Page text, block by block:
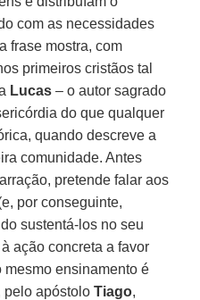
com as necessidades
frase mostra, com
primeiros cristãos tal
Lucas – o autor sagrado
do que qualquer
quando descreve a
comunidade. Antes
pretende falar aos
por conseguinte,
sustentá-los no seu
ação concreta a favor
ensinamento é
pelo apóstoloTiago,